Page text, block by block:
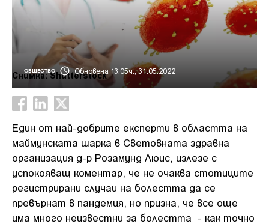
ОБЩЕСТВО Обновена 13:05ч., 31.05.2022
Снимка: Shutterstock
Един от най-добрите експерти в областта на
маймунската шарка в Световната здравна
организация д-р Розамунд Люис, излезе с
успокояващ коментар, че не очаква стотиците
регистрирани случаи на болестта да се
превърнат в пандемия, но призна, че все още
има много неизвестни за болестта - как точно